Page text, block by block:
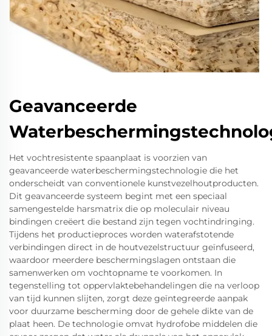
Geavanceerde
Het vochtresistente spaanplaat is voorzien van
geavanceerde waterbeschermingstechnologie die het
onderscheidt van conventionele kunstvezelhoutproducten.
Dit geavanceerde systeem begint met een speciaal
samengestelde harsmatrix die op moleculair niveau
bindingen creëert die bestand zijn tegen vochtindringing.
Tijdens het productieproces worden waterafstotende
verbindingen direct in de houtvezelstructuur geïnfuseerd,
waardoor meerdere beschermingslagen ontstaan die
samenwerken om vochtopname te voorkomen. In
tegenstelling tot oppervlaktebehandelingen die na verloop
van tijd kunnen slijten, zorgt deze geïntegreerde aanpak
voor duurzame bescherming door de gehele dikte van de
plaat heen. De technologie omvat hydrofobe middelen die